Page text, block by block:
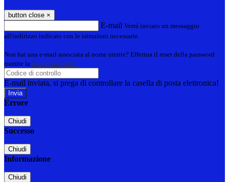
button close ×
E-mail Verrà inviato un messaggio
all'indirizzo indicato con le istruzioni necessarie.
Non hai una e-mail associata al nome utente? Effettua il reset della password
tramite la Login Spaggiari
E-mail inviata, si prega di controllare la casella di posta elettronica!
Errore
Chiudi
Successo
Chiudi
Informazione
Chiudi